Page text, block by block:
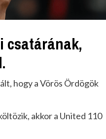
csatárának,
hogy a Vörös Ördögök
akkor a United 110